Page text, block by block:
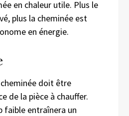
en chaleur utile. Plus le
plus la cheminée est
en énergie.
doit être
de la pièce à chauffer.
faible entraînera un